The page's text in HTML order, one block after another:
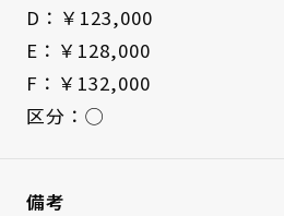
D：￥123,000
E：￥128,000
F：￥132,000
区分：◯
備考